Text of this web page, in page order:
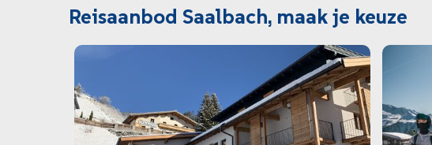
Reisaanbod Saalbach, maak je keuze
Bekijk reis Bekijk reis